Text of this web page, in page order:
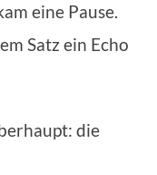
eine Pause.
Satz ein Echo
die